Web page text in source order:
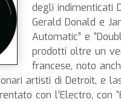
degli indimenticati
Gerald Donald e
Automatic” e
prodotti oltre un
francese, noto
artisti di Detroit, e
con l’Electro, con